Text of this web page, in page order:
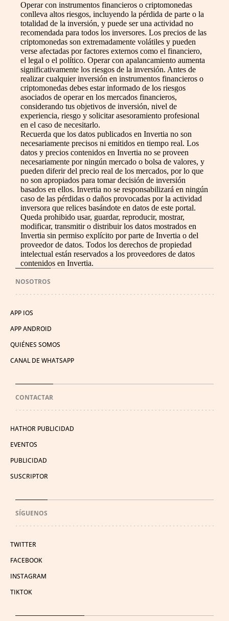
Operar con instrumentos financieros o criptomonedas
conlleva altos riesgos, incluyendo la pérdida de parte o la
totalidad de la inversión, y puede ser una actividad no
recomendada para todos los inversores. Los precios de las
criptomonedas son extremadamente volátiles y pueden
verse afectadas por factores externos como el financiero,
el legal o el político. Operar con apalancamiento aumenta
significativamente los riesgos de la inversión. Antes de
realizar cualquier inversión en instrumentos financieros o
criptomonedas debes estar informado de los riesgos
asociados de operar en los mercados financieros,
considerando tus objetivos de inversión, nivel de
experiencia, riesgo y solicitar asesoramiento profesional
en el caso de necesitarlo.
Recuerda que los datos publicados en Invertia no son
necesariamente precisos ni emitidos en tiempo real. Los
datos y precios contenidos en Invertia no se proveen
necesariamente por ningún mercado o bolsa de valores, y
pueden diferir del precio real de los mercados, por lo que
no son apropiados para tomar decisión de inversión
basados en ellos. Invertia no se responsabilizará en ningún
caso de las pérdidas o daños provocadas por la actividad
inversora que relices basándote en datos de este portal.
Queda prohibido usar, guardar, reproducir, mostrar,
modificar, transmitir o distribuir los datos mostrados en
Invertia sin permiso explícito por parte de Invertia o del
proveedor de datos. Todos los derechos de propiedad
intelectual están reservados a los proveedores de datos
contenidos en Invertia.
NOSOTROS
APP IOS
APP ANDROID
QUIÉNES SOMOS
CANAL DE WHATSAPP
CONTACTAR
HATHOR PUBLICIDAD
EVENTOS
PUBLICIDAD
SUSCRIPTOR
SÍGUENOS
TWITTER
FACEBOOK
INSTAGRAM
TIKTOK